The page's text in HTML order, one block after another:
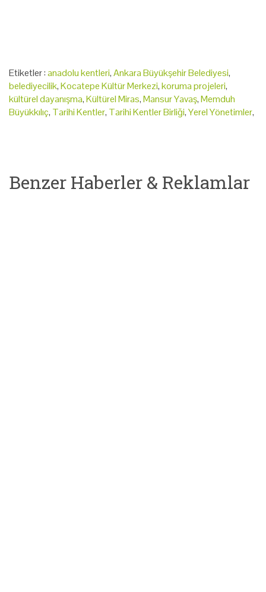
Etiketler :anadolu kentleri,Ankara Büyükşehir Belediyesi,
belediyecilik,Kocatepe Kültür Merkezi,koruma projeleri,
kültürel dayanışma,Kültürel Miras,Mansur Yavaş,Memduh
Büyükkılıç, Tarihi Kentler, Tarihi Kentler Birliği,Yerel Yönetimler,
Benzer Haberler & Reklamlar